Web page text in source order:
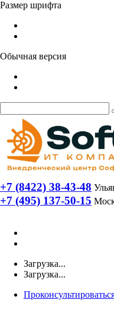
Размер шрифта
Обычная версия
+7 (8422) 38-43-48
+7 (495) 137-50-15
Загрузка...
Загрузка...